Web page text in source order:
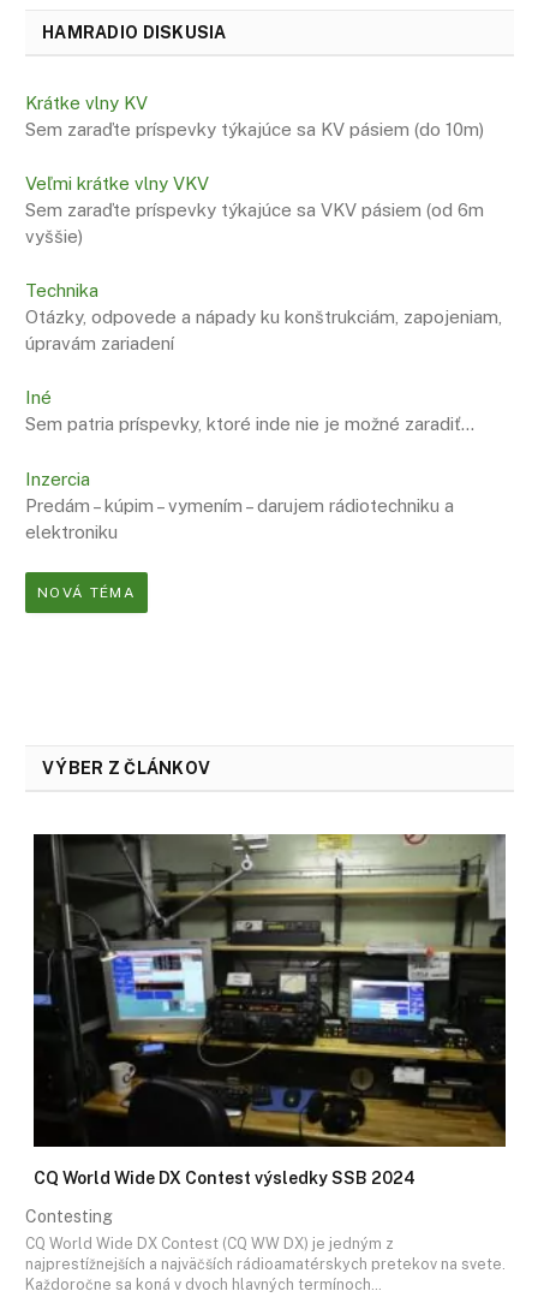
HAMRADIO DISKUSIA
Krátke vlny KV
Sem zaraďte príspevky týkajúce sa KV pásiem (do 10m)
Veľmi krátke vlny VKV
Sem zaraďte príspevky týkajúce sa VKV pásiem (od 6m
vyššie)
Technika
Otázky, odpovede a nápady ku konštrukciám, zapojeniam,
úpravám zariadení
Iné
Sem patria príspevky, ktoré inde nie je možné zaradiť…
Inzercia
Predám – kúpim – vymením – darujem rádiotechniku a
elektroniku
NOVÁ TÉMA
VÝBER Z ČLÁNKOV
CQ World Wide DX Contest výsledky SSB 2024
Contesting
CQ World Wide DX Contest (CQ WW DX) je jedným z
najprestížnejších a najväčších rádioamatérskych pretekov na svete.
Každoročne sa koná v dvoch hlavných termínoch…